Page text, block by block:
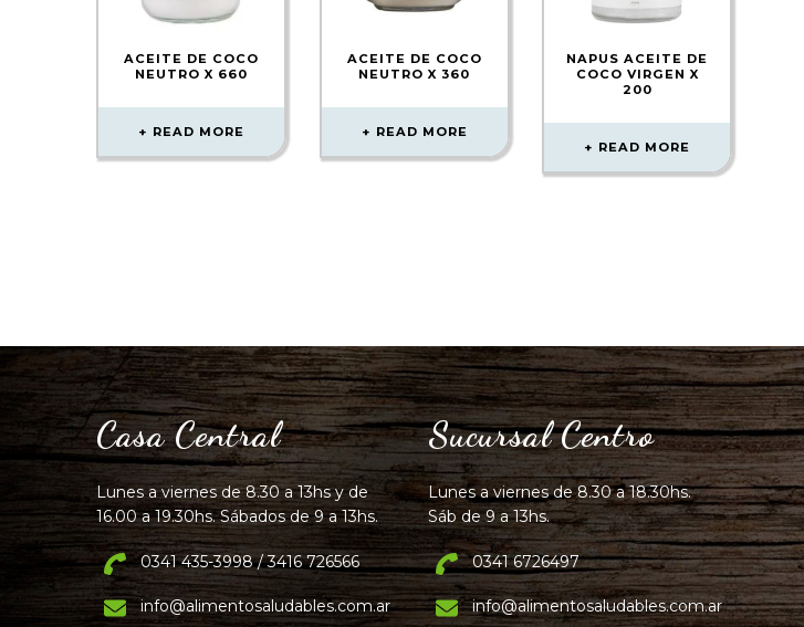
ACEITE DE COCO
NEUTRO X 660
READ MORE
ACEITE DE COCO
NEUTRO X 360
READ MORE
NAPUS ACEITE DE
COCO VIRGEN X
200
READ MORE
Casa Central
Lunes a viernes de 8.30 a 13hs y de
16.00 a 19.30hs. Sábados de 9 a 13hs.
0341 435-3998 / 3416 726566
info@alimentosaludables.com.ar
Sucursal Centro
Lunes a viernes de 8.30 a 18.30hs.
Sáb de 9 a 13hs.
0341 6726497
info@alimentosaludables.com.ar